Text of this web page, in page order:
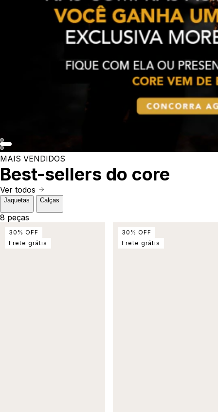
MAIS VENDIDOS
Best-sellers do core
Ver todos
Jaquetas Calças
8 peças
30 % OFF
Frete grátis
30 % OFF
Frete grátis